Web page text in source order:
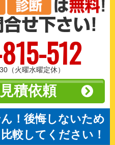
512
（火曜水曜定休）
積依頼
！後悔しないため
較してください！